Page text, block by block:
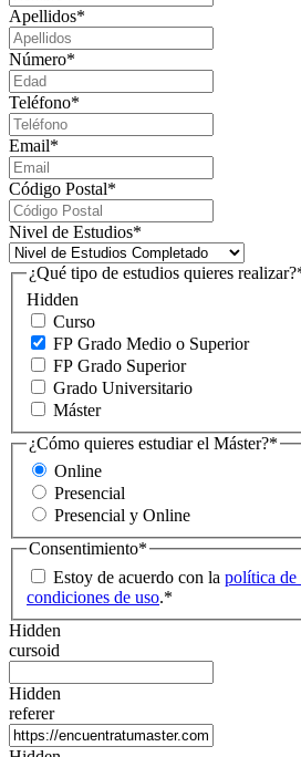
Apellidos*
Número*
Teléfono*
Email*
Código Postal*
Nivel de Estudios*
Hidden
¿Qué tipo de estudios quieres realizar?
Curso
FP Grado Medio o Superior
FP Grado Superior
Grado Universitario
Máster
¿Cómo quieres estudiar el Máster?*
Online
Presencial
Presencial y Online
Consentimiento*
Estoy de acuerdo con la política de
condiciones de uso.*
Hidden
cursoid
Hidden
referer